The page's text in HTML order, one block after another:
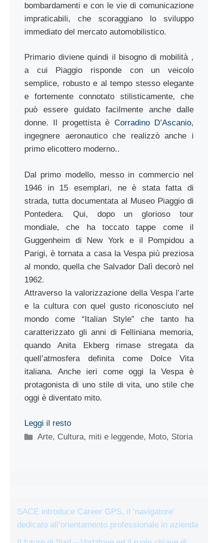
bombardamenti e con le vie di comunicazione
impraticabili, che scoraggiano lo sviluppo
immediato del mercato automobilistico.
Primario diviene quindi il bisogno di mobilità ,
a cui Piaggio risponde con un veicolo
semplice, robusto e al tempo stesso elegante
e fortemente connotato stilisticamente, che
può essere guidato facilmente anche dalle
donne. Il progettista è Corradino D’Ascanio,
ingegnere aeronautico che realizzò anche i
primo elicottero moderno..
Dal primo modello, messo in commercio nel
1946 in 15 esemplari, ne è stata fatta di
strada, tutta documentata al Museo Piaggio di
Pontedera. Qui, dopo un glorioso tour
mondiale, che ha toccato tappe come il
Guggenheim di New York e il Pompidou a
Parigi, è tornata a casa la Vespa più preziosa
al mondo, quella che Salvador Dalì decorò nel
1962.
Attraverso la valorizzazione della Vespa l’arte
e la cultura con quel gusto riconosciuto nel
mondo come “Italian Style” che tanto ha
caratterizzato gli anni di Felliniana memoria,
quando Anita Ekberg rimase stregata da
quell’atmosfera definita come Dolce Vita
italiana. Anche ieri come oggi la Vespa è
protagonista di uno stile di vita, uno stile che
oggi è diventato mito.
Leggi il resto
Categorie
Arte, Cultura, miti e leggende, Moto, Storia
SACE introduce Career GPS, il ‘navigatore’
dedicato all’orientamento professionale in azienda